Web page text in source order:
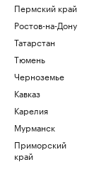
Пермский край
Ростов-на-Дону
Татарстан
Тюмень
Черноземье
Кавказ
Карелия
Мурманск
Приморский
край